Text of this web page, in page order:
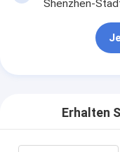
Shenzhen-
Erhalten